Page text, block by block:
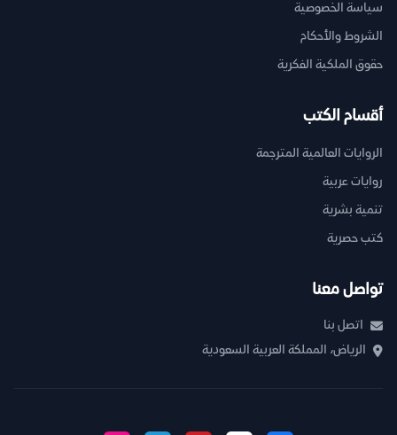
سياسة الخصوصية
الشروط والأحكام
حقوق الملكية الفكرية
أقسام الكتب
الروايات العالمية المترجمة
روايات عربية
تنمية بشرية
كتب حصرية
تواصل معنا
اتصل بنا
الرياض، المملكة العربية السعودية